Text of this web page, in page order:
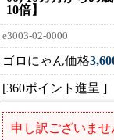
10倍】
e3003-02-0000
ゴロにゃん価格
[360ポイント進呈 ]
申し訳ございませ